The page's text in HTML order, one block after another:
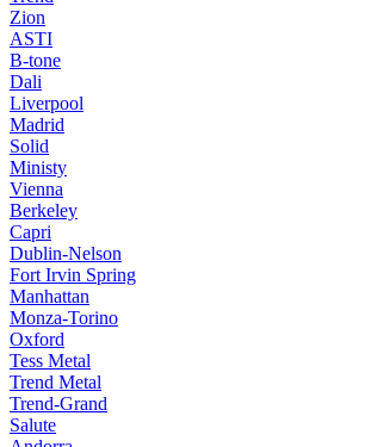
Zion
ASTI
B-tone
Dali
Liverpool
Madrid
Solid
Ministy
Vienna
Berkeley
Capri
Dublin-Nelson
Fort Irvin Spring
Manhattan
Monza-Torino
Oxford
Tess Metal
Trend Metal
Trend-Grand
Salute